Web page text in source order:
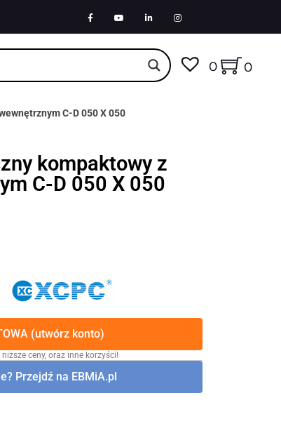
0 0
C-D 050 X 050
kompaktowy z
C-D 050 X 050
(utwórz konto)
ceny, oraz inne korzyści!
Przejdź na EBMiA.pl